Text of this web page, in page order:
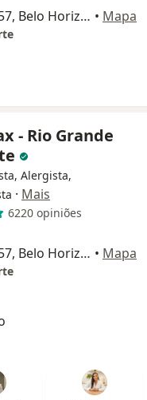
Rua Rio Grande do Norte 57, Belo Horizonte • Mapa
- Rio Grande
Alergista,
· Mais
6220 opiniões
Rua Rio Grande do Norte 57, Belo Horizonte • Mapa